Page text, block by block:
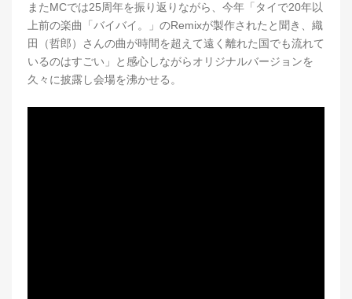
またMCでは25周年を振り返りながら、今年「タイで20年以
上前の楽曲「バイバイ。」のRemixが製作されたと聞き、織
田（哲郎）さんの曲が時間を超えて遠く離れた国でも流れて
いるのはすごい」と感心しながらオリジナルバージョンを
久々に披露し会場を沸かせる。